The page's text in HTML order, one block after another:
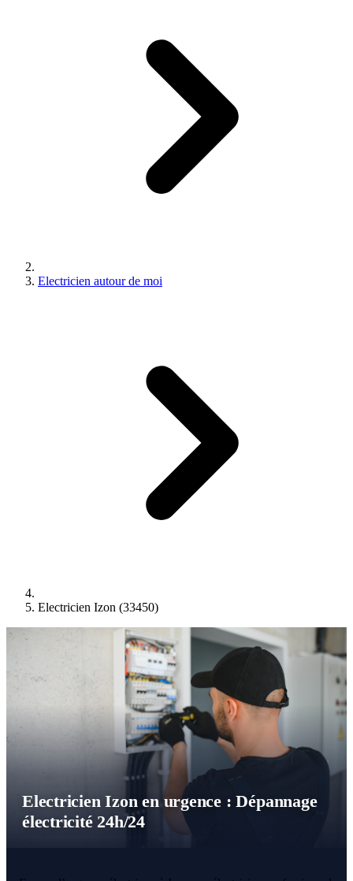
Electricien autour de moi
Electricien Izon (33450)
Electricien Izon en urgence : Dépannage
électricité 24h/24